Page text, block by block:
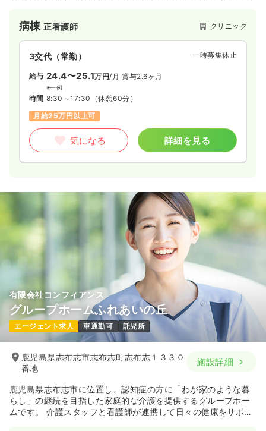
病棟正看護師 クリニック
3交代（常勤） 一時募集休止
給与 24.4〜25.1万円/月 賞与2.6ヶ月
※一例
時間 8:30～17:30 （休憩60分）
月給25万円以上可
気になる 詳細を見る
有限会社コンフィアンス
グループホームふれあいの丘
エージェント求人 車通勤可 託児所
鹿児島県志布志市志布志町志布志１３３０
番地
施設詳細
鹿児島県志布志市に位置し、認知症の方に「わが家のような暮
らし」の継続を目指した家庭的な介護を提供するグループホー
ムです。 介護スタッフと看護師が連携して日々の健康をサポー